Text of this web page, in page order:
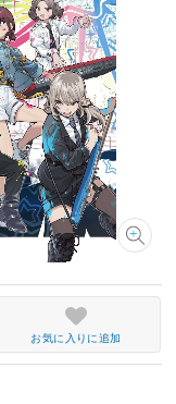
お気に入りに追加